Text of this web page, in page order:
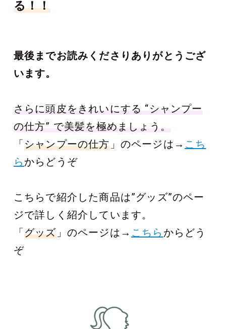
る！！
最後までお読みくださりありがとうござ
います。
さらに頭皮をきれいにする “シャンプー
の仕方” で美髪を極めましょう。
「シャンプーの仕方」のページは→ こち
ら からどうぞ
こちらで紹介した商品は”グッズ”のペー
ジで詳しく紹介しています。
「グッズ」のページは→ こちら からどう
ぞ